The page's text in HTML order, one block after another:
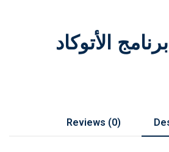
الأتوكاد
Reviews (0)